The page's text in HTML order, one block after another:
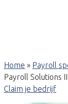
Home » Payroll
Payroll Solutions
Claim je bedrijf